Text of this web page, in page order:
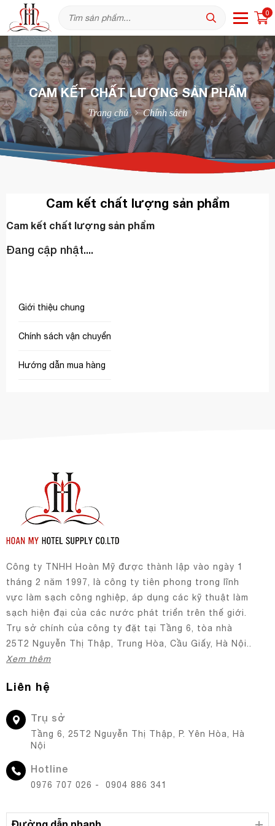
0
CAM KẾT CHẤT LƯỢNG SẢN PHẨM
Trang chủ Chính sách
Cam kết chất lượng sản phẩm
Cam kết chất lượng sản phẩm
Đang cập nhật....
Giới thiệu chung
Chính sách vận chuyển
Hướng dẫn mua hàng
Công ty TNHH Hoàn Mỹ được thành lập vào ngày 1
tháng 2 năm 1997, là công ty tiên phong trong lĩnh
vực làm sạch công nghiệp, áp dụng các kỹ thuật làm
sạch hiện đại của các nước phát triển trên thế giới.
Trụ sở chính của công ty đặt tại Tầng 6, tòa nhà
25T2 Nguyễn Thị Thập, Trung Hòa, Cầu Giấy, Hà Nội..
Xem thêm
Liên hệ
Trụ sở
Tầng 6, 25T2 Nguyễn Thị Thập, P. Yên Hòa, Hà
Nội
Hotline
0976 707 026 - 0904 886 341